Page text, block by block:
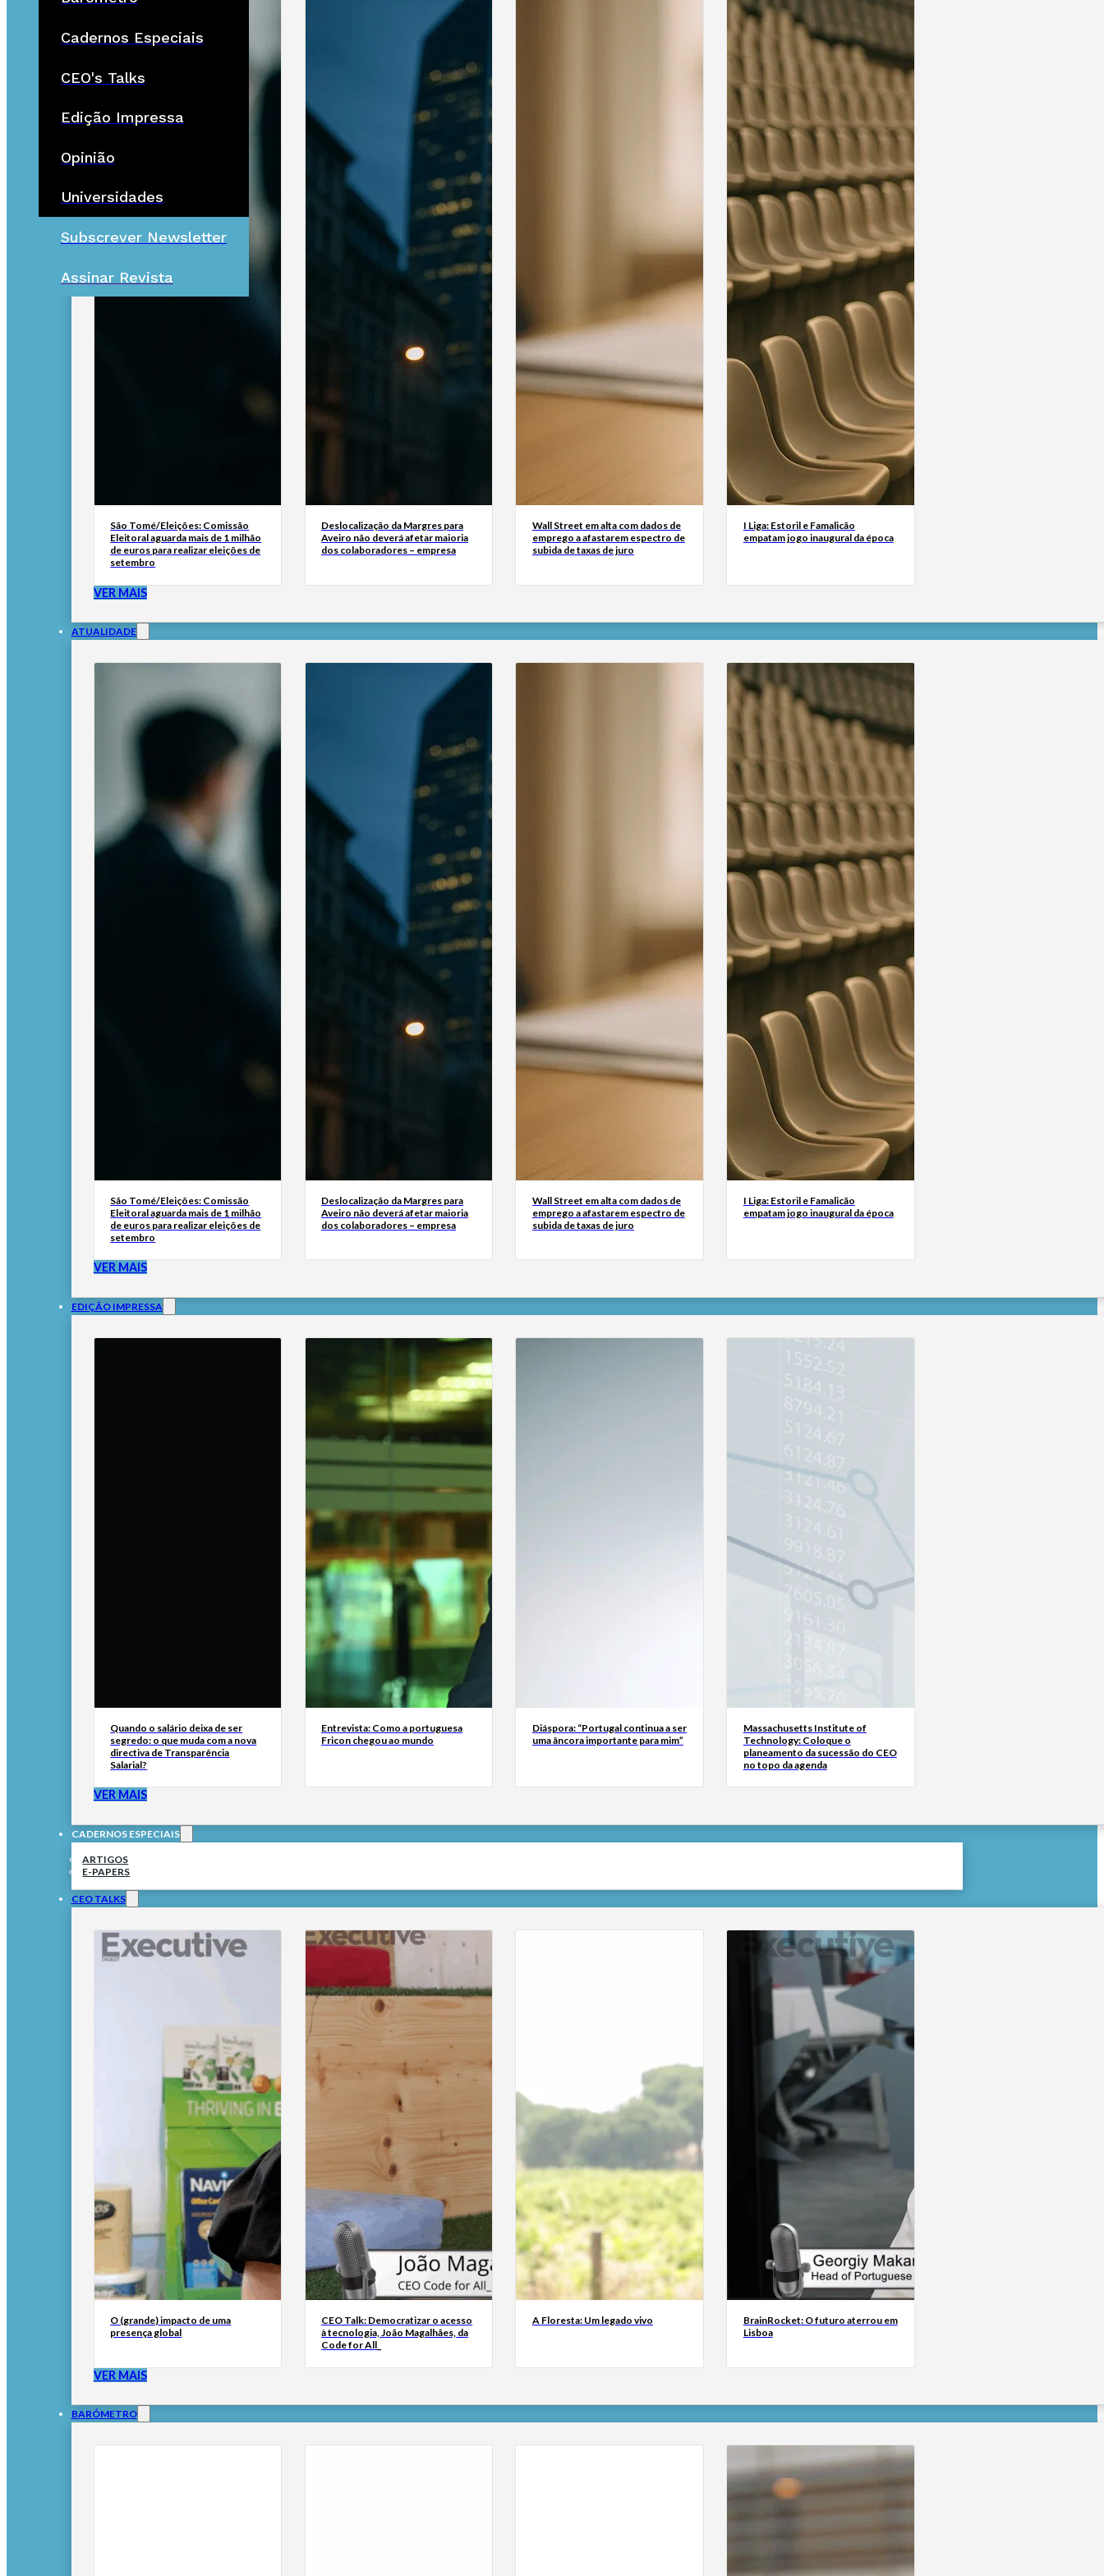
Cadernos Especiais
CEO's Talks
Edição Impressa
Opinião
Universidades
Subscrever Newsletter
Assinar Revista
São Tomé/Eleições: Comissão
Eleitoral aguarda mais de 1 milhão
de euros para realizar eleições de
setembro
Deslocalização da Margres para
Aveiro não deverá afetar maioria
dos colaboradores – empresa
Wall Street em alta com dados de
emprego a afastarem espectro de
subida de taxas de juro
I Liga: Estoril e Famalicão
empatam jogo inaugural da época
VER MAIS
ATUALIDADE
São Tomé/Eleições: Comissão
Eleitoral aguarda mais de 1 milhão
de euros para realizar eleições de
setembro
Deslocalização da Margres para
Aveiro não deverá afetar maioria
dos colaboradores – empresa
Wall Street em alta com dados de
emprego a afastarem espectro de
subida de taxas de juro
I Liga: Estoril e Famalicão
empatam jogo inaugural da época
VER MAIS
EDIÇÃO IMPRESSA
Quando o salário deixa de ser
segredo: o que muda com a nova
directiva de Transparência
Salarial?
Entrevista: Como a portuguesa
Fricon chegou ao mundo
Diáspora: “Portugal continua a ser
uma âncora importante para mim”
Massachusetts Institute of
Technology: Coloque o
planeamento da sucessão do CEO
no topo da agenda
VER MAIS
CADERNOS ESPECIAIS
ARTIGOS
E-PAPERS
CEO TALKS
O (grande) impacto de uma
presença global
CEO Talk: Democratizar o acesso
à tecnologia, João Magalhães, da
Code for All_
A Floresta: Um legado vivo
BrainRocket: O futuro aterrou em
Lisboa
VER MAIS
BARÓMETRO